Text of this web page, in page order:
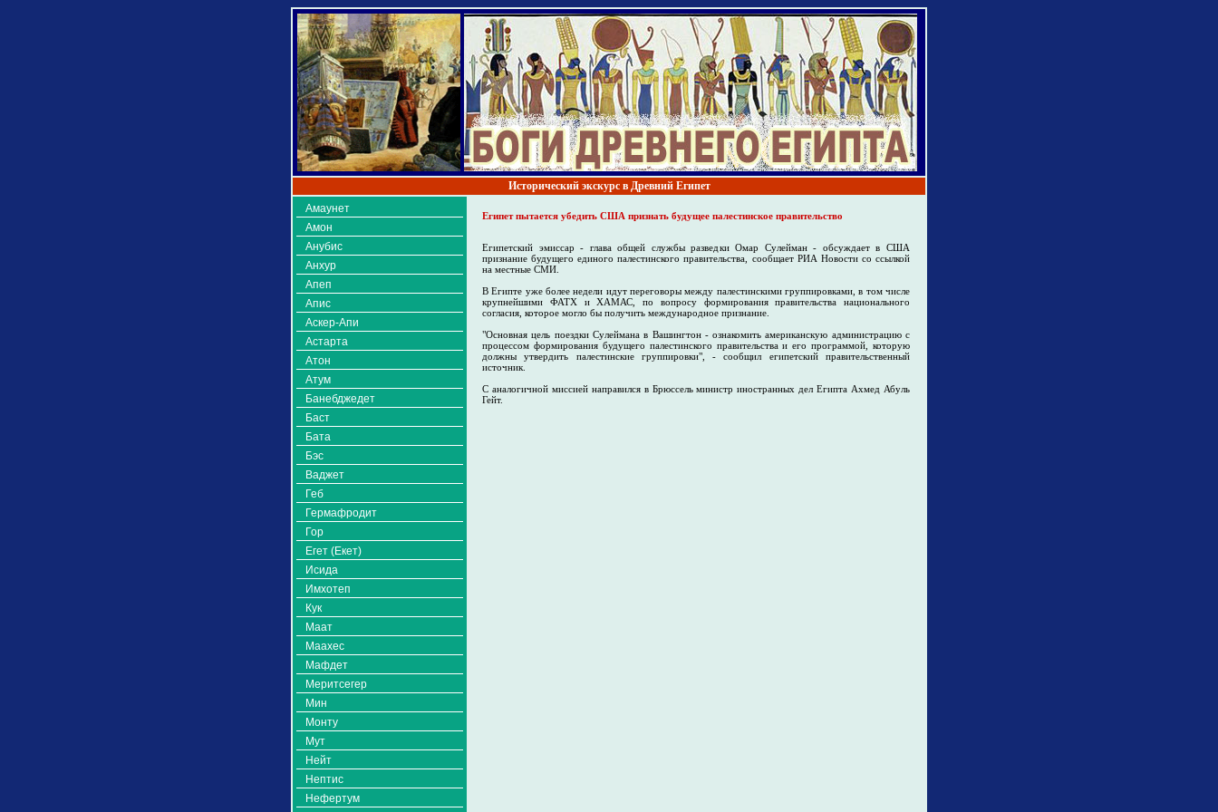
Исторический экскурс в Древний Египет
Амаунет
Амон
Анубис
Анхур
Апеп
Апис
Аскер-Апи
Астарта
Атон
Атум
Банебджедет
Баст
Бата
Бэс
Ваджет
Геб
Гермафродит
Гор
Егет (Екет)
Исида
Имхотеп
Кук
Маат
Маахес
Мафдет
Меритсегер
Мин
Монту
Мут
Нейт
Нептис
Нефертум
Египет пытается убедить США признать будущее палестинское правительство
Египетский эмиссар - глава общей службы разведки Омар Сулейман - обсуждает в США
признание будущего единого палестинского правительства, сообщает РИА Новости со ссылкой
на местные СМИ.
В Египте уже более недели идут переговоры между палестинскими группировками, в том числе
крупнейшими ФАТХ и ХАМАС, по вопросу формирования правительства национального
согласия, которое могло бы получить международное признание.
"Основная цель поездки Сулеймана в Вашингтон - ознакомить американскую администрацию с
процессом формирования будущего палестинского правительства и его программой, которую
должны утвердить палестинские группировки", - сообщил египетский правительственный
источник.
С аналогичной миссией направился в Брюссель министр иностранных дел Египта Ахмед Абуль
Гейт.